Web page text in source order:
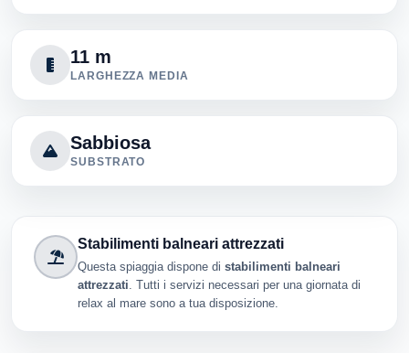
11 m
LARGHEZZA MEDIA
Sabbiosa
SUBSTRATO
Stabilimenti balneari attrezzati
Questa spiaggia dispone di stabilimenti balneari
attrezzati. Tutti i servizi necessari per una giornata di
relax al mare sono a tua disposizione.